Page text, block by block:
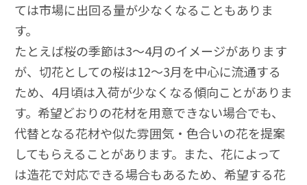
ては市場に出回る量が少なくなることもありま
す。
たとえば桜の季節は3～4月のイメージがあります
が、切花としての桜は12〜3月を中心に流通する
ため、4月頃は入荷が少なくなる傾向ことがありま
す。希望どおりの花材を用意できない場合でも、
代替となる花材や似た雰囲気・色合いの花を提案
してもらえることがあります。また、花によって
は造花で対応できる場合もあるため、希望する花